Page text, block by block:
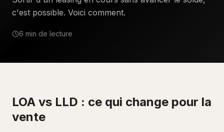
c'est possible. Voici comment.
6 min de lecture
LOA vs LLD : ce qui change pour la
vente